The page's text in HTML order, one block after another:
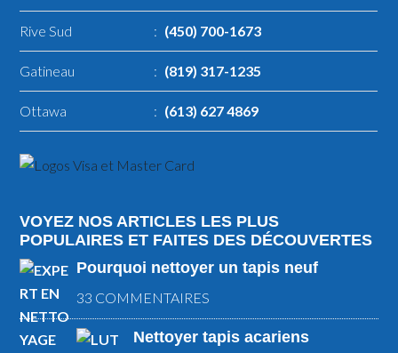
Rive Sud : (450) 700-1673
Gatineau : (819) 317-1235
Ottawa : (613) 627 4869
VOYEZ NOS ARTICLES LES PLUS
POPULAIRES ET FAITES DES DÉCOUVERTES
Pourquoi nettoyer un tapis neuf
33 COMMENTAIRES
Nettoyer tapis acariens